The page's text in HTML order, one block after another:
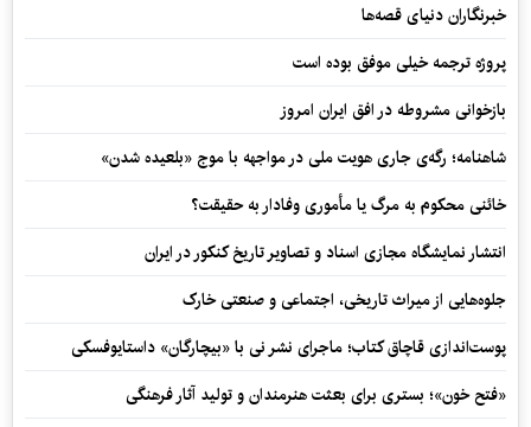
خبرنگاران دنیای قصه‌ها
پروژه ترجمه خیلی موفق بوده است
بازخوانی مشروطه در افق ایران امروز
شاهنامه؛ رگه‌ی جاری هویت ملی در مواجهه با موج «بلعیده شدن»
خائنی محکوم به مرگ یا مأموری وفادار به حقیقت؟
انتشار نمایشگاه مجازی اسناد و تصاویر تاریخ کنکور در ایران
جلوه‌هایی از میراث تاریخی، اجتماعی و صنعتی خارک
پوست‌اندازی قاچاق کتاب؛ ماجرای نشر نی با «بیچارگان» داستایوفسکی
«فتح خون»؛ بستری برای بعثت هنرمندان و تولید آثار فرهنگی